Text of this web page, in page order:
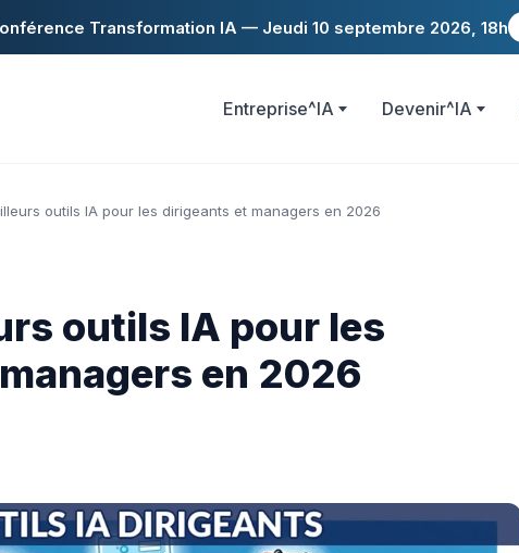
Transformation IA — Jeudi 10 septembre 2026, 18h
Entreprise^IA Devenir^IA
outils IA pour les dirigeants et managers en 2026
outils IA pour les
en 2026